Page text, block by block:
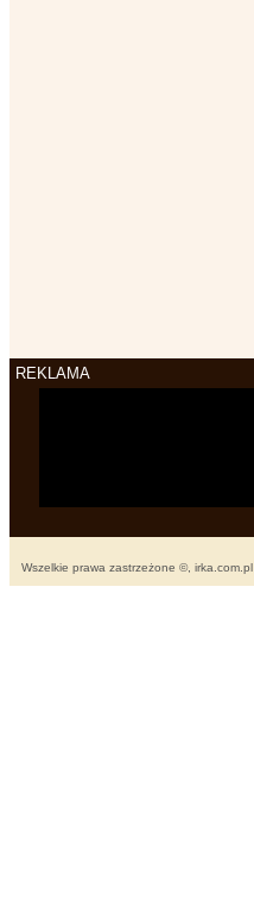
REKLAMA
Wszelkie prawa zastrzeżone ©, irka.com.pl